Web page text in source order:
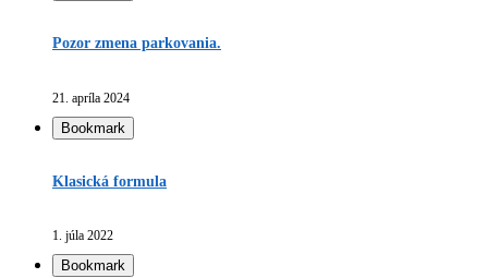
Pozor zmena parkovania.
21. apríla 2024
Bookmark
Klasická formula
1. júla 2022
Bookmark